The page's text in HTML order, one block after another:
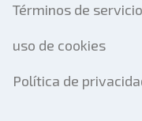
Términos de servicio
uso de cookies
Política de